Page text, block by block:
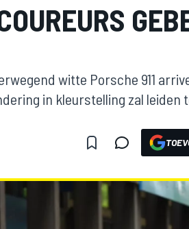
witte Porsche 911
in kleurstelling zal leiden